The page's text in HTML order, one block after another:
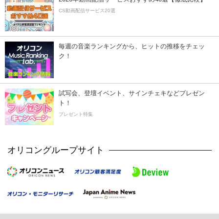
CS動画配信サービス20選
毎週の音楽ランキングから、ヒットの推移をチェッ
ク！
試写会、登壇イベント、サインチェキなどプレゼン
ト！
プレゼント特集
オリコングループサイト